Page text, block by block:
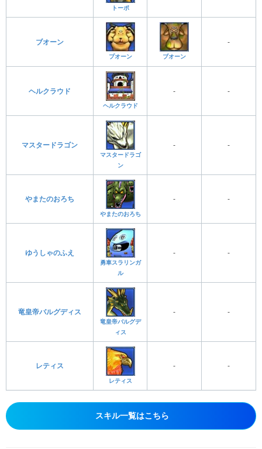
トーポ
ブオーン
プオーン ブオーン
-
ヘルクラウド
ヘルクラウド
- -
マスタードラゴン
マスタードラゴ
ン
- -
やまたのおろち
やまたのおろち
- -
ゆうしゃのふえ
勇車スラリンガ
ル
- -
竜皇帝バルグディス
竜皇帝バルグデ
ィス
- -
レティス
レティス
- -
スキル一覧はこちら